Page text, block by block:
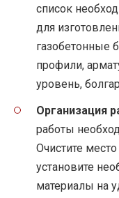
список
для
газобетонные
профили,
уровень,
Организация
работы
Очистите
установите
материалы на